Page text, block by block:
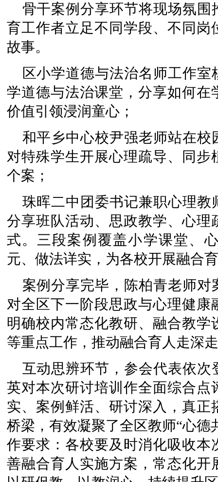
骨干案例分享环节将现场氛
育工作者立足不同学段、不同
故事。
区小学道德与法治名师工作
学道德与法治课堂，分享如何
价值引领浸润童心；
和平乡中心校尹强老师站在
对特殊学生开展心理疏导、同
个案；
珠晖二中团委书记兼职心理
分享班队活动、思政教学、心
式。三段案例覆盖小学课堂、
元、做法详实，为各校开展融合
案例分享完毕，陈柏青老师
对全区下一阶段思政与心理健
明确校内常态化教研、融合教
等重点工作，推动融合育人走深
互动思辨环节，参会代表依
英对本次研讨培训作全面综合
实、案例鲜活、研讨深入，真
桥梁，有效凝聚了全区教师“心
作要求：各校要及时消化吸收
善融合育人实施方案，常态化